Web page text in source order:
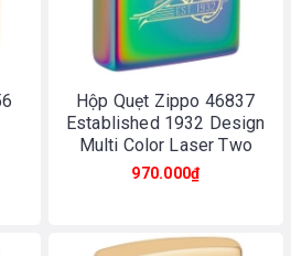
Hộp Quẹt Zippo 46837
Established 1932 Design
Multi Color Laser Two
Tone
970.000₫